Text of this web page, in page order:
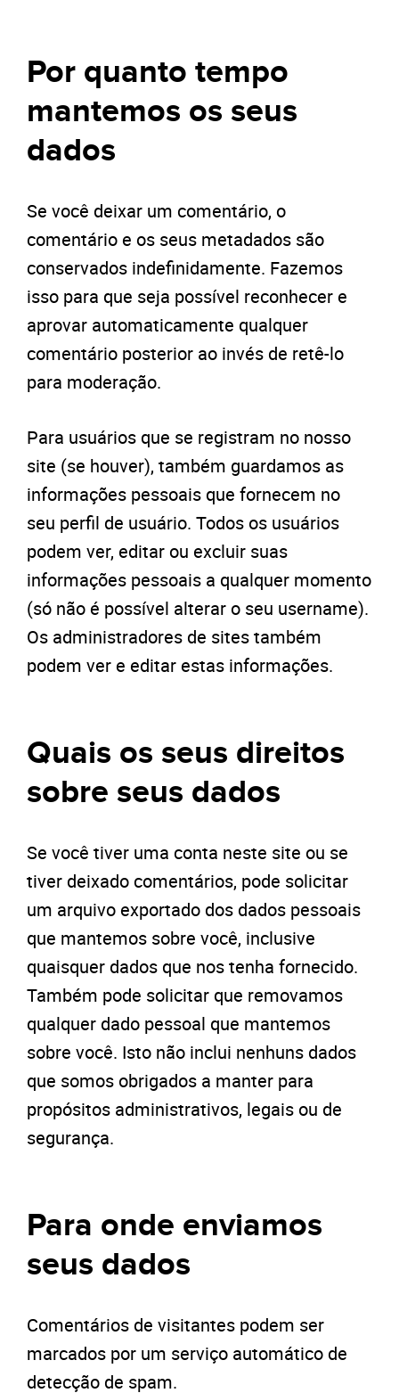
Por quanto tempo
mantemos os seus
dados
Se você deixar um comentário, o
comentário e os seus metadados são
conservados indefinidamente. Fazemos
isso para que seja possível reconhecer e
aprovar automaticamente qualquer
comentário posterior ao invés de retê-lo
para moderação.
Para usuários que se registram no nosso
site (se houver), também guardamos as
informações pessoais que fornecem no
seu perfil de usuário. Todos os usuários
podem ver, editar ou excluir suas
informações pessoais a qualquer momento
(só não é possível alterar o seu username).
Os administradores de sites também
podem ver e editar estas informações.
Quais os seus direitos
sobre seus dados
Se você tiver uma conta neste site ou se
tiver deixado comentários, pode solicitar
um arquivo exportado dos dados pessoais
que mantemos sobre você, inclusive
quaisquer dados que nos tenha fornecido.
Também pode solicitar que removamos
qualquer dado pessoal que mantemos
sobre você. Isto não inclui nenhuns dados
que somos obrigados a manter para
propósitos administrativos, legais ou de
segurança.
Para onde enviamos
seus dados
Comentários de visitantes podem ser
marcados por um serviço automático de
detecção de spam.